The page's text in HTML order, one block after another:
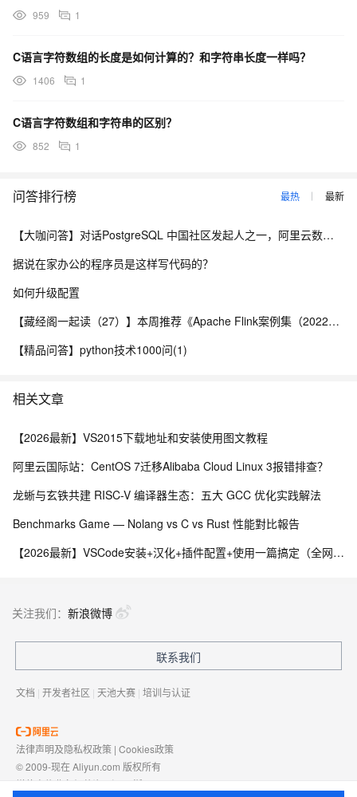
959 1
C语言字符数组的长度是如何计算的？和字符串长度一样吗？
1406 1
C语言字符数组和字符串的区别？
852 1
问答排行榜 最热 最新
【大咖问答】对话PostgreSQL 中国社区发起人之一，阿里云数据库高级专家 德哥
据说在家办公的程序员是这样写代码的？
如何升级配置
【藏经阁一起读（27）】本周推荐《Apache Flink案例集（2022版）》，你有哪些心得？
【精品问答】python技术1000问(1)
相关文章
【2026最新】VS2015下载地址和安装使用图文教程
阿里云国际站：CentOS 7迁移Alibaba Cloud Linux 3报错排查？
龙蜥与玄铁共建 RISC-V 编译器生态：五大 GCC 优化实践解法
Benchmarks Game — Nolang vs C vs Rust 性能對比報告
【2026最新】VSCode安装+汉化+插件配置+使用一篇搞定（全网最详细）
关注我们： 新浪微博
联系我们
文档 | 开发者社区 | 天池大赛 | 培训与认证
法律声明及隐私权政策 | Cookies政策
© 2009-现在 Aliyun.com 版权所有
增值电信业务经营许可证： 浙B2-20080101